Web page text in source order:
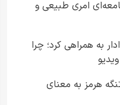
امری طبیعی و
به همراهی کرد؛ چرا
هرمز به معنای